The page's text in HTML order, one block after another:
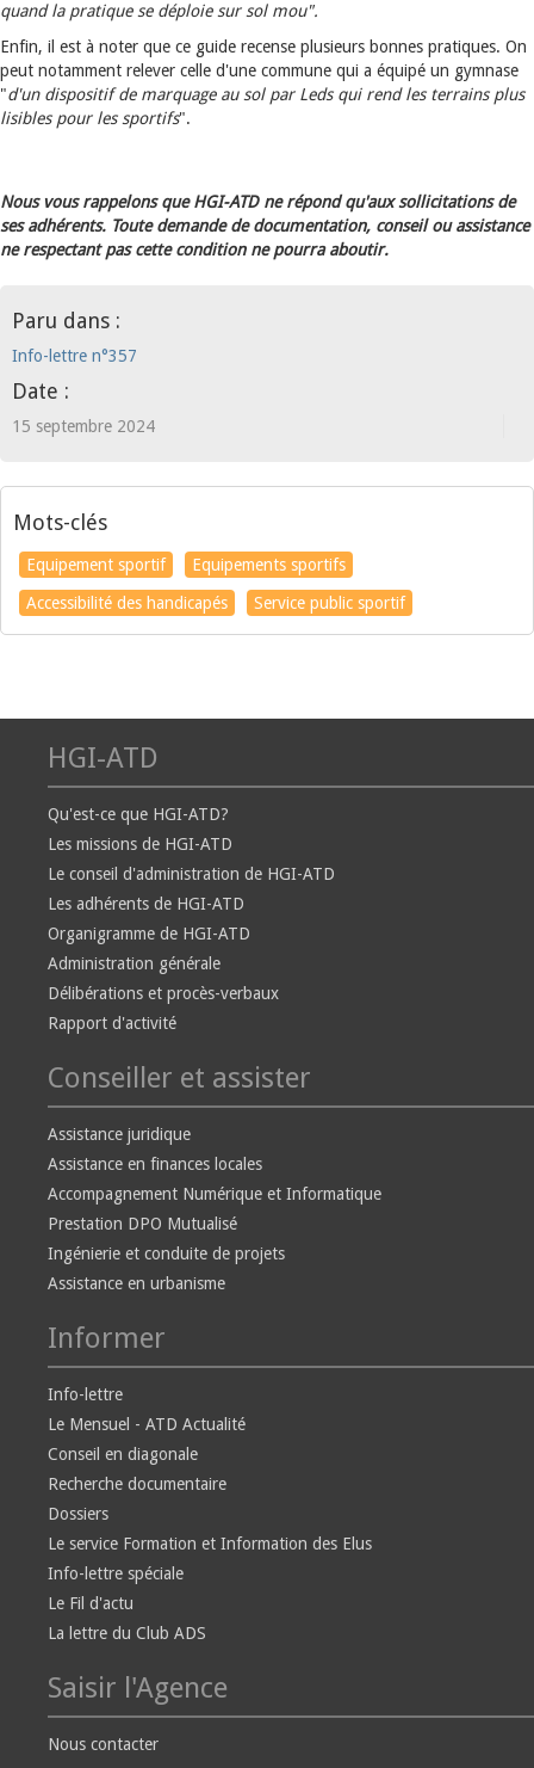
quand la pratique se déploie sur sol mou".
Enfin, il est à noter que ce guide recense plusieurs bonnes pratiques. On
peut notamment relever celle d'une commune qui a équipé un gymnase
"d'un dispositif de marquage au sol par Leds qui rend les terrains plus
lisibles pour les sportifs".
Nous vous rappelons que HGI-ATD ne répond qu'aux sollicitations de
ses adhérents. Toute demande de documentation, conseil ou assistance
ne respectant pas cette condition ne pourra aboutir.
Paru dans :
Info-lettre n°357
Date :
15 septembre 2024
Mots-clés
Equipement sportif
Equipements sportifs
Accessibilité des handicapés
Service public sportif
HGI-ATD
Qu'est-ce que HGI-ATD?
Les missions de HGI-ATD
Le conseil d'administration de HGI-ATD
Les adhérents de HGI-ATD
Organigramme de HGI-ATD
Administration générale
Délibérations et procès-verbaux
Rapport d'activité
Conseiller et assister
Assistance juridique
Assistance en finances locales
Accompagnement Numérique et Informatique
Prestation DPO Mutualisé
Ingénierie et conduite de projets
Assistance en urbanisme
Informer
Info-lettre
Le Mensuel - ATD Actualité
Conseil en diagonale
Recherche documentaire
Dossiers
Le service Formation et Information des Elus
Info-lettre spéciale
Le Fil d'actu
La lettre du Club ADS
Saisir l'Agence
Nous contacter